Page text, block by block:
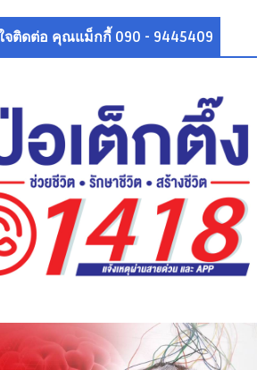
ติดต่อ คุณแม็กกี้ 090 - 9445409